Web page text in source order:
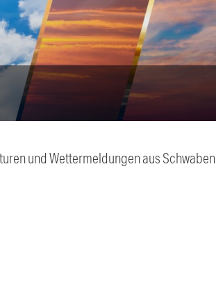
und Wettermeldungen aus Schwaben.